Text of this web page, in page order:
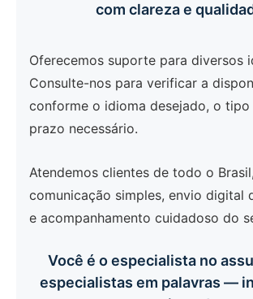
com clareza e
Oferecemos suporte para diversos
Consulte-nos para verificar a
conforme o idioma desejado, o
prazo necessário.
Atendemos clientes de todo o
comunicação simples, envio digital
e acompanhamento cuidadoso do
Você é o especialista no
especialistas em palavras —